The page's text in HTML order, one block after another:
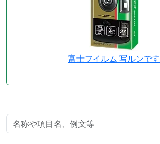
富士フイルム 写ルンです